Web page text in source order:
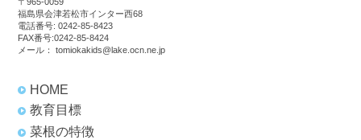
福島県会津若松市インター西68
電話番号:0242-85-8423
FAX番号:0242-85-8424
メール：tomiokakids@lake.ocn.ne.jp
HOME
教育目標
菜根の特徴